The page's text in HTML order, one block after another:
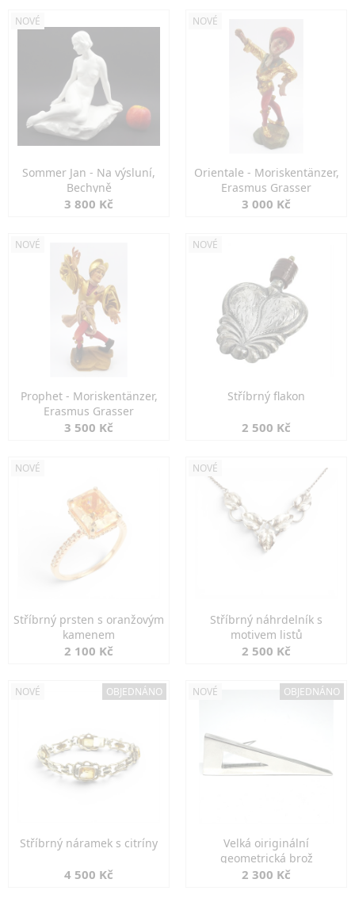
NOVÉ
Sommer Jan - Na výsluní,
Bechyně
3 800 Kč
NOVÉ
Orientale - Moriskentänzer,
Erasmus Grasser
3 000 Kč
NOVÉ
Prophet - Moriskentänzer,
Erasmus Grasser
3 500 Kč
NOVÉ
Stříbrný flakon
2 500 Kč
NOVÉ
Stříbrný prsten s oranžovým
kamenem
2 100 Kč
NOVÉ
Stříbrný náhrdelník s
motivem listů
2 500 Kč
NOVÉ OBJEDNÁNO
Stříbrný náramek s citríny
4 500 Kč
NOVÉ OBJEDNÁNO
Velká oiriginální
geometrická brož
2 300 Kč